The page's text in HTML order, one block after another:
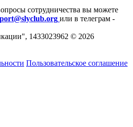
сотрудничества вы можете
или в телеграм -
1433023962 © 2026
Пользовательское соглашение